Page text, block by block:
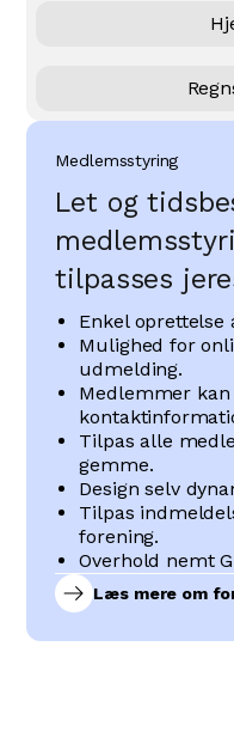
Medlemsstyring
Let og
tilpasses
Enkel oprettelse
Mulighed for
udmelding.
Medlemmer
Tilpas alle
gemme.
Design selv
Tilpas
forening.
Overhold nemt
Læs mere om